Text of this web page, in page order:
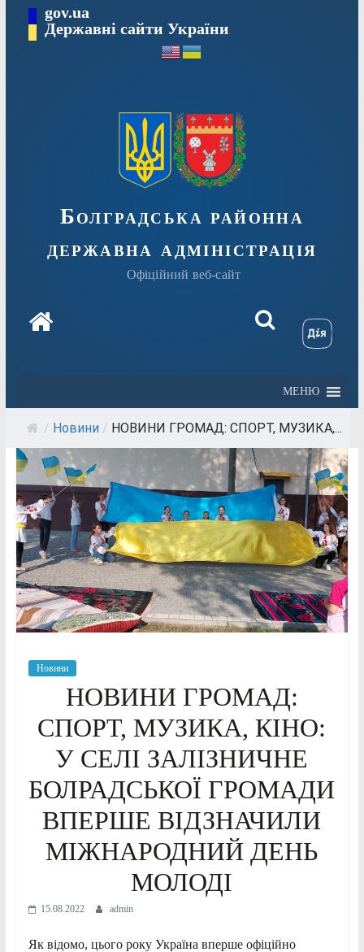
Перейтиgov.ua
Державні сайти України
Болградська районна
державна адміністрація
Офіційний веб-сайт
МЕНЮ
/ Новини / НОВИНИ ГРОМАД: СПОРТ, МУЗИКА,...
Новини
НОВИНИ ГРОМАД:
СПОРТ, МУЗИКА, КІНО:
У СЕЛІ ЗАЛІЗНИЧНЕ
БОЛРАДСЬКОЇ ГРОМАДИ
ВПЕРШЕ ВІДЗНАЧИЛИ
МІЖНАРОДНИЙ ДЕНЬ
МОЛОДІ
15.08.2022 admin
Як відомо, цього року Україна вперше офіційно